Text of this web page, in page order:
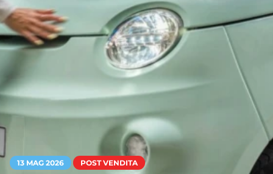
13 MAG 2026 POST VENDITA